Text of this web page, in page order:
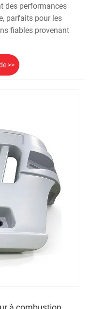
des performances
parfaits pour les
fiables provenant
>>